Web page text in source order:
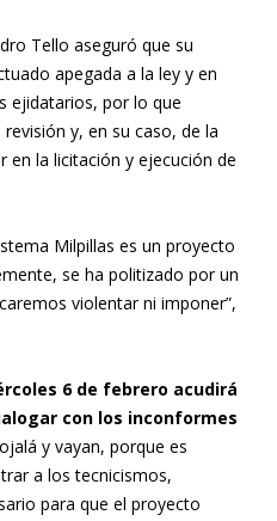
Tello aseguró que su
apegada a la ley y en
ejidatarios, por lo que
y, en su caso, de la
en la licitación y ejecución de
Milpillas es un proyecto
se ha politizado por un
violentar ni imponer”,
6 de febrero acudirá
con los inconformes
y vayan, porque es
a los tecnicismos,
para que el proyecto